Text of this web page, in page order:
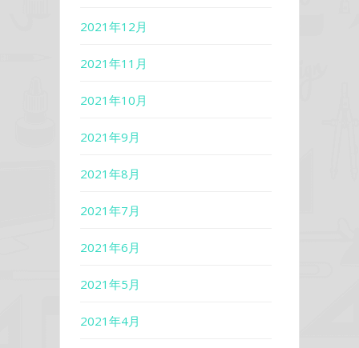
2021年12月
2021年11月
2021年10月
2021年9月
2021年8月
2021年7月
2021年6月
2021年5月
2021年4月